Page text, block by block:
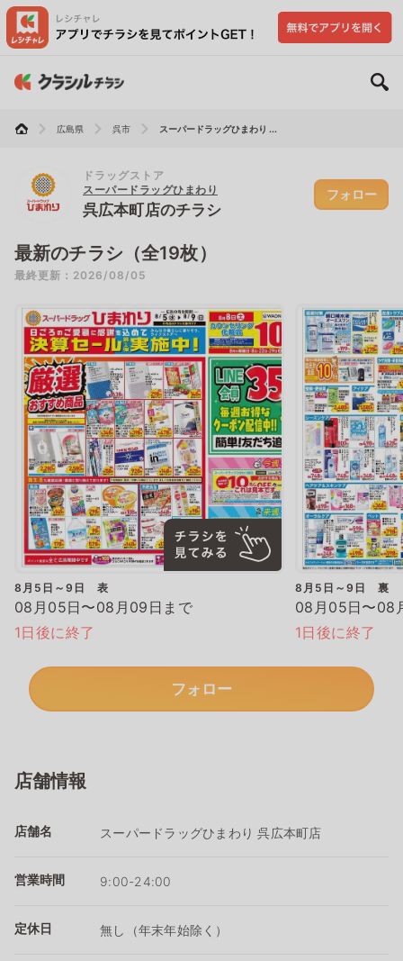
広島県 呉市 スーパードラッグひまわり ...
ドラッグストア
スーパードラッグひまわり
呉広本町店のチラシ
フォロー
最新のチラシ（全19枚）
最終更新：2026/08/05
8月5日～9日 表
08月05日〜08月09日まで
1日後に終了
8月5日～9日 裏
08月05日〜08
1日後に終了
フォロー
店舗情報
店舗名 スーパードラッグひまわり 呉広本町店
営業時間 9:00-24:00
定休日 無し（年末年始除く）